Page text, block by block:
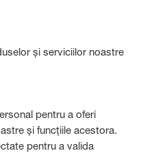
și serviciilor noastre
pentru a oferi
și funcțiile acestora.
pentru a valida